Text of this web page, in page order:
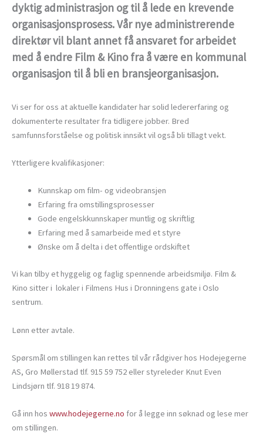
dyktig administrasjon og til å lede en krevende
organisasjonsprosess. Vår nye administrerende
direktør vil blant annet få ansvaret for arbeidet
med å endre Film & Kino fra å være en kommunal
organisasjon til å bli en bransjeorganisasjon.
Vi ser for oss at aktuelle kandidater har solid ledererfaring og
dokumenterte resultater fra tidligere jobber. Bred
samfunnsforståelse og politisk innsikt vil også bli tillagt vekt.
Ytterligere kvalifikasjoner:
Kunnskap om film- og videobransjen
Erfaring fra omstillingsprosesser
Gode engelskkunnskaper muntlig og skriftlig
Erfaring med å samarbeide med et styre
Ønske om å delta i det offentlige ordskiftet
Vi kan tilby et hyggelig og faglig spennende arbeidsmiljø. Film &
Kino sitter i lokaler i Filmens Hus i Dronningens gate i Oslo
sentrum.
Lønn etter avtale.
Spørsmål om stillingen kan rettes til vår rådgiver hos Hodejegerne
AS, Gro Møllerstad tlf. 915 59 752 eller styreleder Knut Even
Lindsjørn tlf. 918 19 874.
Gå inn hos www.hodejegerne.no for å legge inn søknad og lese mer
om stillingen.